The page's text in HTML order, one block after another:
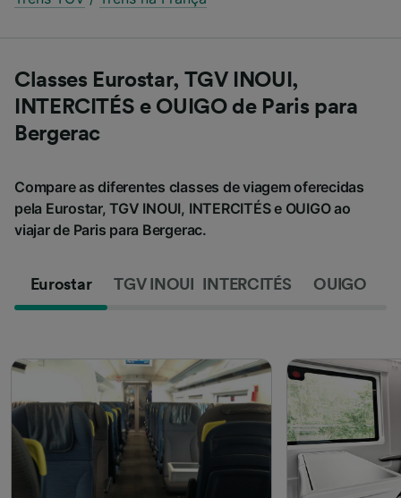
Classes Eurostar, TGV INOUI,
INTERCITÉS e OUIGO de Paris para
Bergerac
Compare as diferentes classes de viagem oferecidas
pela Eurostar, TGV INOUI, INTERCITÉS e OUIGO ao
viajar de Paris para Bergerac.
Eurostar TGV INOUI INTERCITÉS OUIGO